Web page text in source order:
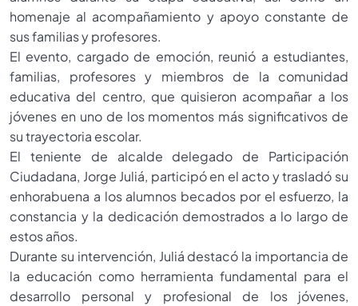
homenaje al acompañamiento y apoyo constante de
sus familias y profesores.
El evento, cargado de emoción, reunió a estudiantes,
familias, profesores y miembros de la comunidad
educativa del centro, que quisieron acompañar a los
jóvenes en uno de los momentos más significativos de
su trayectoria escolar.
El teniente de alcalde delegado de Participación
Ciudadana, Jorge Juliá, participó en el acto y trasladó su
enhorabuena a los alumnos becados por el esfuerzo, la
constancia y la dedicación demostrados a lo largo de
estos años.
Durante su intervención, Juliá destacó la importancia de
la educación como herramienta fundamental para el
desarrollo personal y profesional de los jóvenes,